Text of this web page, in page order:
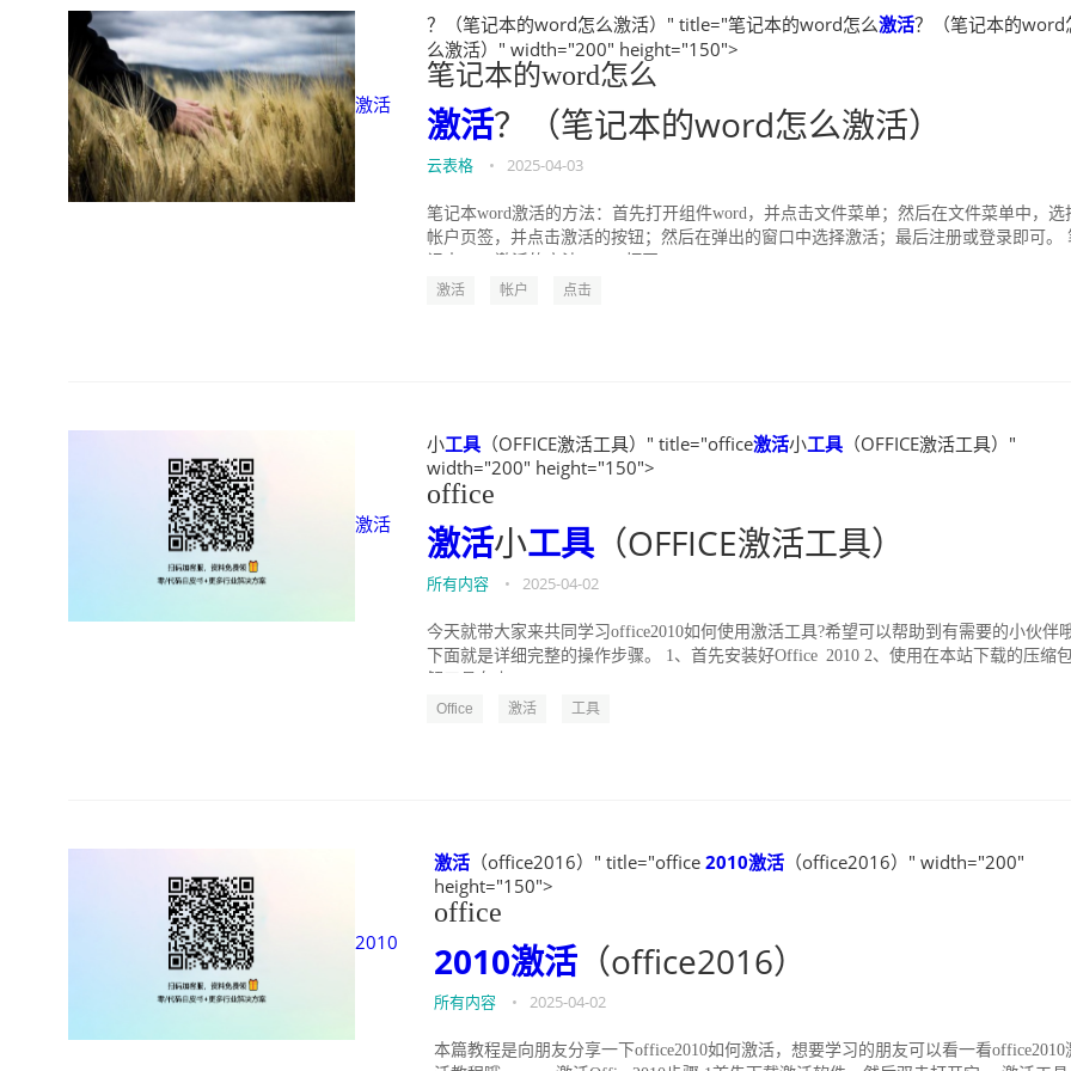
激活
？（笔记本的word怎么激活）" title="笔记本的word怎么激活？（笔记本的word
么激活）" width="200" height="150">
笔记本的word怎么
激活？（笔记本的word怎么激活）
云表格 • 2025-04-03
笔记本word激活的方法：首先打开组件word，并点击文件菜单；然后在文件菜单中，选
帐户页签，并点击激活的按钮；然后在弹出的窗口中选择激活；最后注册或登录即可。
激活 帐户 点击
激活
小工具 （OFFICE激活工具）" title="office激活小工具 （OFFICE激活工具）"
width="200" height="150">
office
激活小工具 （OFFICE激活工具）
所有内容 • 2025-04-02
今天就带大家来共同学习office2010如何使用激活工具?希望可以帮助到有需要的小伙伴哦
下面就是详细完整的操作步骤。 1、首先安装好Office 2010 2、使用在本站下载的压缩
Office 激活 工具
2010
激活 （office2016）" title="office 2010激活 （office2016）" width="200"
height="150">
office
2010激活 （office2016）
所有内容 • 2025-04-02
本篇教程是向朋友分享一下office2010如何激活，想要学习的朋友可以看一看office2010